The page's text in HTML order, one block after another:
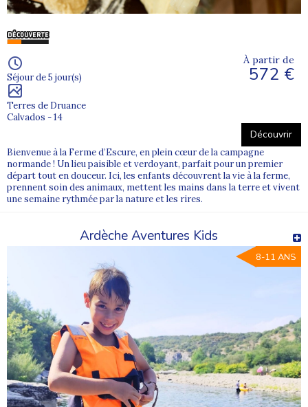
Hiver : montagne, neige et sports de glisse
Printemps : séjours courts, découvertes et premières
expériences
Toussaint : activités, rencontres et nouvelles aventures
d’un jeu, d’une rencontre ou d’un premier défi réussi.
Encadrement, sécurité et confiance
La sécurité et le bien-être des jeunes sont au cœur de
Nos colonies de vacances 2026 sont construites dans le respect du
cadre réglementaire, avec des équipes attentives, disponibles et
formées à l’accompagnement des enfants et adolescents.
Découvrez ci-dessous notre sélection de colonies de vacances
2026 et choisissez le séjour idéal selon l’âge, les envies et la
personnalité de votre enfant.
Explorez les séjours et trouvez la colo parfaite pour des vacances
pleines de liberté, de partage et de découvertes.
Séjour de 5 jour(s)
Terres de Druance
Calvados - 14
À partir de
572 €
Découvrir
Bienvenue à la Ferme d’Escure, en plein cœur de la campagne
normande ! Un lieu paisible et verdoyant, parfait pour un premier
départ tout en douceur. Ici, les enfants découvrent la vie à la ferme,
prennent soin des animaux, mettent les mains dans la terre et vivent
une semaine rythmée par la nature et les rires.
Ardèche Aventures Kids
8-11 ANS